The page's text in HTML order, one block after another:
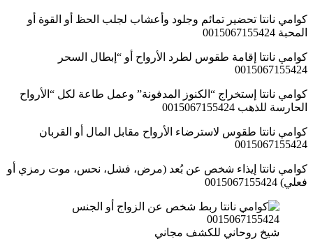
كوامي نانتا تحضير تمائم وجلود وأعشاب لجلب الحظ أو القوة أو
المحبة 0015067155424
كوامي نانتا إقامة طقوس لطرد الأرواح أو “إبطال السحر
0015067155424
كوامي نانتا إستخراج “الكنوز المدفونة” وعمل طاعة لكل “الأرواح
الحارسة للذهب 0015067155424
كوامي نانتا طقوس لاسترضاء الأرواح مقابل المال أو القربان
0015067155424
كوامي نانتا إيذاء شخص عن بُعد (مرض، فشل، نحس، موت رمزي أو
فعلي) 0015067155424
شيخ روحاني للكشف مجاني